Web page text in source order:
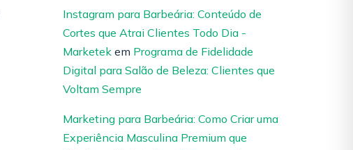
Instagram para Barbeária: Conteúdo de
Cortes que Atrai Clientes Todo Dia -
Marketek em Programa de Fidelidade
Digital para Salão de Beleza: Clientes que
Voltam Sempre
Marketing para Barbeária: Como Criar uma
Experiência Masculina Premium que